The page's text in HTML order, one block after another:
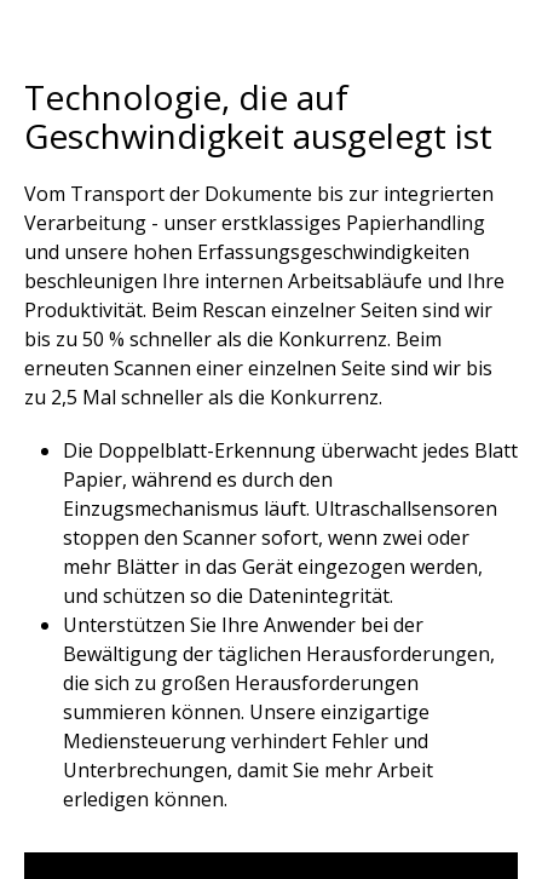
Technologie, die auf
Geschwindigkeit ausgelegt ist​
Vom Transport der Dokumente bis zur integrierten
Verarbeitung - unser erstklassiges Papierhandling
und unsere hohen Erfassungsgeschwindigkeiten
beschleunigen Ihre internen Arbeitsabläufe und Ihre
Produktivität. Beim Rescan einzelner Seiten sind wir
bis zu 50 % schneller als die Konkurrenz. Beim
erneuten Scannen einer einzelnen Seite sind wir bis
zu 2,5 Mal schneller als die Konkurrenz.​
Die Doppelblatt-Erkennung überwacht jedes Blatt
Papier, während es durch den
Einzugsmechanismus läuft. Ultraschallsensoren
stoppen den Scanner sofort, wenn zwei oder
mehr Blätter in das Gerät eingezogen werden,
und schützen so die Datenintegrität.
Unterstützen Sie Ihre Anwender bei der
Bewältigung der täglichen Herausforderungen,
die sich zu großen Herausforderungen
summieren können. Unsere einzigartige
Mediensteuerung verhindert Fehler und
Unterbrechungen, damit Sie mehr Arbeit
erledigen können.